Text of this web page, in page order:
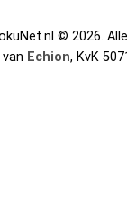
© 2026.
Echion, KvK